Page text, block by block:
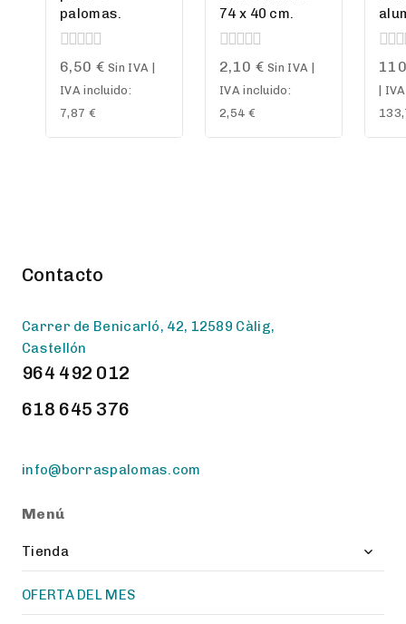
palomas.
0
of
5
6,50 € Sin IVA |
IVA incluido:
7,87 €
74 x 40 cm.
0
of
5
2,10 € Sin IVA |
IVA incluido:
2,54 €
0
of
5
|
Contacto
Carrer de Benicarló, 42, 12589 Càlig,
Castellón
964 492 012
618 645 376
info@borraspalomas.com
Menú
Tienda
Toggle
OFERTA DEL MES